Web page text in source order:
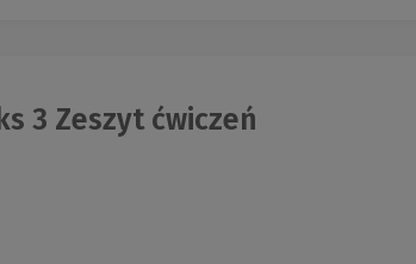
3 Zeszyt ćwiczeń